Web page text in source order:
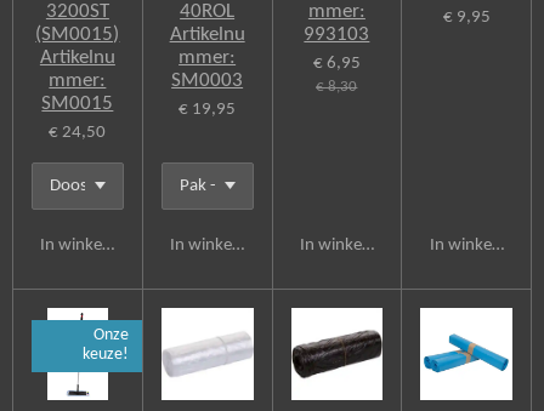
3200ST
(SM0015)
Artikelnu
mmer:
SM0015
€ 24,50
In winkelwagen
40ROL
Artikelnu
mmer:
SM0003
€ 19,95
In winkelwagen
mmer:
993103
€ 6,95
€ 8,30
In winkelwagen
€ 9,95
In winkelwagen
Onze
keuze!